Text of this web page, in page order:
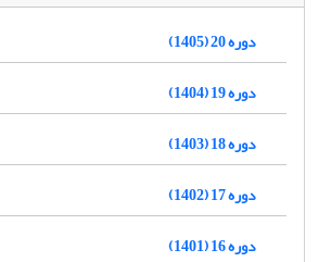
دوره 20 (1405)
دوره 19 (1404)
دوره 18 (1403)
دوره 17 (1402)
دوره 16 (1401)